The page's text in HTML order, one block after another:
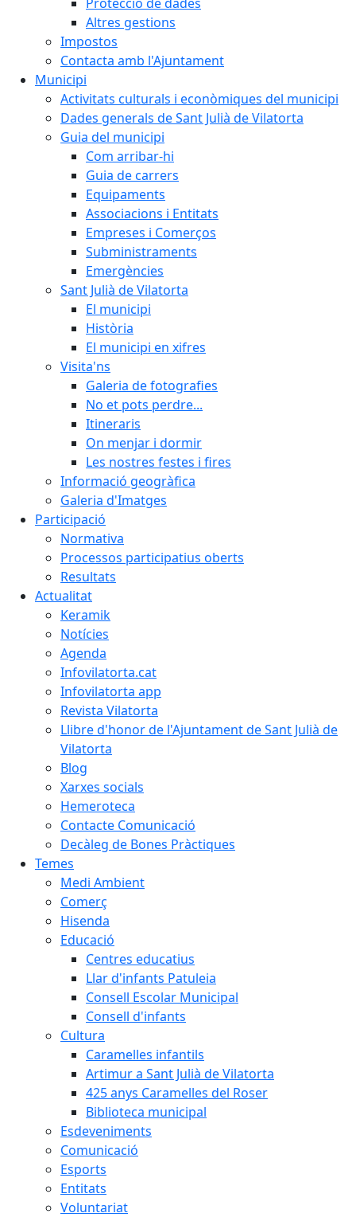
Altres gestions
Impostos
Contacta amb l'Ajuntament
Municipi
Activitats culturals i econòmiques del municipi
Dades generals de Sant Julià de Vilatorta
Guia del municipi
Com arribar-hi
Guia de carrers
Equipaments
Associacions i Entitats
Empreses i Comerços
Subministraments
Emergències
Sant Julià de Vilatorta
El municipi
Història
El municipi en xifres
Visita'ns
Galeria de fotografies
No et pots perdre...
Itineraris
On menjar i dormir
Les nostres festes i fires
Informació geogràfica
Galeria d'Imatges
Participació
Normativa
Processos participatius oberts
Resultats
Actualitat
Keramik
Notícies
Agenda
Infovilatorta.cat
Infovilatorta app
Revista Vilatorta
Llibre d'honor de l'Ajuntament de Sant Julià de
Vilatorta
Blog
Xarxes socials
Hemeroteca
Contacte Comunicació
Decàleg de Bones Pràctiques
Temes
Medi Ambient
Comerç
Hisenda
Educació
Centres educatius
Llar d'infants Patuleia
Consell Escolar Municipal
Consell d'infants
Cultura
Caramelles infantils
Artimur a Sant Julià de Vilatorta
425 anys Caramelles del Roser
Biblioteca municipal
Esdeveniments
Comunicació
Esports
Entitats
Voluntariat